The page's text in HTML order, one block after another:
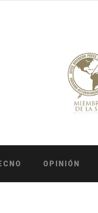
OPINIÓN